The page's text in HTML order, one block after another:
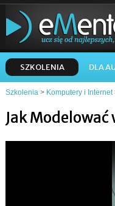
SZKOLENIA DLA
Szkolenia > Komputery i Internet
Jak